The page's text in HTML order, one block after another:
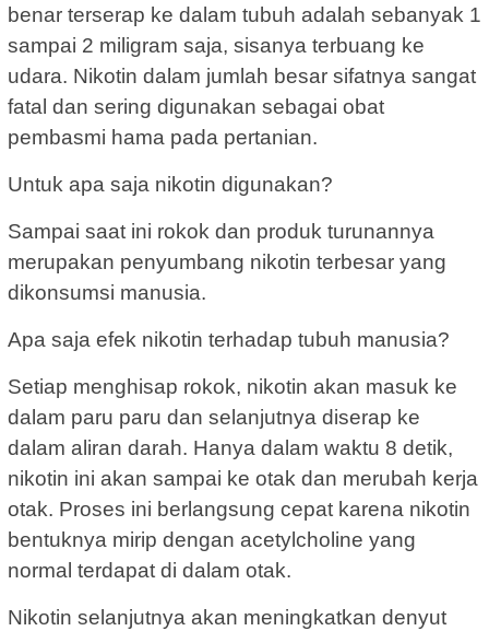
benar terserap ke dalam tubuh adalah sebanyak 1
sampai 2 miligram saja, sisanya terbuang ke
udara. Nikotin dalam jumlah besar sifatnya sangat
fatal dan sering digunakan sebagai obat
pembasmi hama pada pertanian.
Untuk apa saja nikotin digunakan?
Sampai saat ini rokok dan produk turunannya
merupakan penyumbang nikotin terbesar yang
dikonsumsi manusia.
Apa saja efek nikotin terhadap tubuh manusia?
Setiap menghisap rokok, nikotin akan masuk ke
dalam paru paru dan selanjutnya diserap ke
dalam aliran darah. Hanya dalam waktu 8 detik,
nikotin ini akan sampai ke otak dan merubah kerja
otak. Proses ini berlangsung cepat karena nikotin
bentuknya mirip dengan acetylcholine yang
normal terdapat di dalam otak.
Nikotin selanjutnya akan meningkatkan denyut